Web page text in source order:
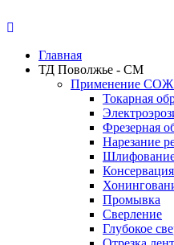
Главная
ТД Поволжье - СМ
Применение СОЖ
Токарная
Фрезерная
Нарезание
Консервация
Промывка
Сверление
Глубокое